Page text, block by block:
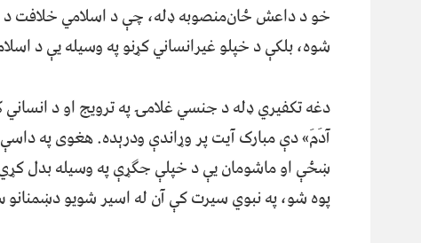
خو د داعش ځان‌منصوبه ډله، چې د اسلامي خلافت د
شوه، بلکې د خپلو غیرانساني کړنو په وسیله یې د
دغه تکفیري ډله د جنسي غلامۍ په ترویج او د انساني
آدَمَ» دې مبارک آیت پر وړاندې ودرېده. هغوی په
ښځې او ماشومان یې د خپلې جګړې په وسیله بدل
پوه شو، په نبوي سیرت کې آن له اسیر شویو